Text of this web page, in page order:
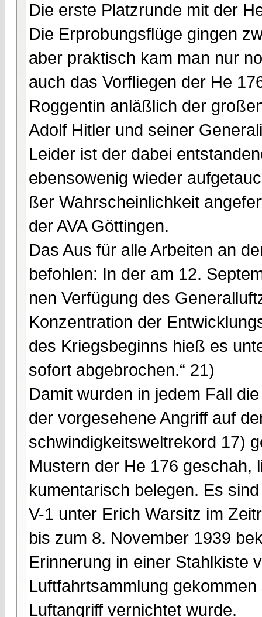
Die erste Platzrunde mit der
Die Erprobungsflüge gingen
aber praktisch kam man nur
auch das Vorfliegen der He
Roggentin anläßlich der
Adolf Hitler und seiner
Leider ist der dabei
ebensowenig wieder
ßer Wahrscheinlichkeit
der AVA Göttingen.
Das Aus für alle Arbeiten an
befohlen: In der am 12.
nen Verfügung des
Konzentration der
des Kriegsbeginns hieß es
sofort abgebrochen.“ 21)
Damit wurden in jedem Fall
der vorgesehene Angriff auf
schwindigkeitsweltrekord 17)
Mustern der He 176 geschah,
kumentarisch belegen. Es
V-1 unter Erich Warsitz im
bis zum 8. November 1939
Erinnerung in einer Stahlkiste
Luftfahrtsammlung
Luftangriff vernichtet wurde.